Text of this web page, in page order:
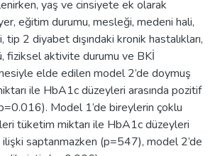
yaş ve cinsiyete ek olarak
eğitim durumu, mesleği, medeni hali,
2 diyabet dışındaki kronik hastalıkları,
fiziksel aktivite durumu ve BKİ
elde edilen model 2’de doymuş
ile HbA1c düzeyleri arasında pozitif
Model 1’de bireylerin çoklu
tüketim miktarı ile HbA1c düzeyleri
ilişki saptanmazken (p=547), model 2’de